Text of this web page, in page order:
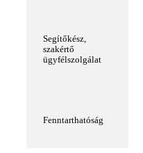
Segítőkész,
szakértő
ügyfélszolgálat
Fenntarthatóság